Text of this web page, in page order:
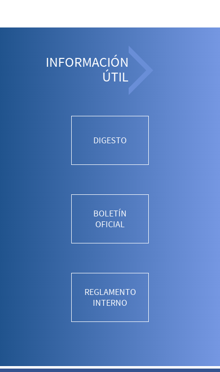
INFORMACIÓN
ÚTIL
DIGESTO
BOLETÍN
OFICIAL
REGLAMENTO
INTERNO